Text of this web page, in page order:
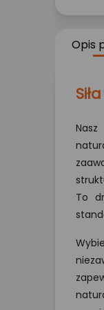
Opis
To